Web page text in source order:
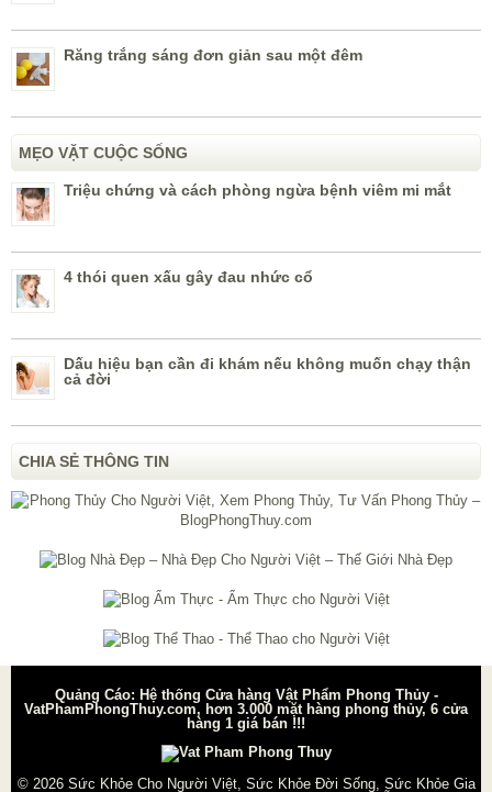
Răng trắng sáng đơn giản sau một đêm
MẸO VẶT CUỘC SỐNG
Triệu chứng và cách phòng ngừa bệnh viêm mi mắt
4 thói quen xấu gây đau nhức cổ
Dấu hiệu bạn cần đi khám nếu không muốn chạy thận
cả đời
CHIA SẺ THÔNG TIN
Quảng Cáo: Hệ thống Cửa hàng Vật Phẩm Phong Thủy -
VatPhamPhongThuy.com, hơn 3.000 mặt hàng phong thủy, 6 cửa
hàng 1 giá bán !!!
© 2026 Sức Khỏe Cho Người Việt, Sức Khỏe Đời Sống, Sức Khỏe Gia